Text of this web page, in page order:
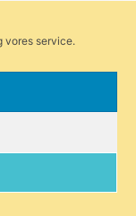
vores service.